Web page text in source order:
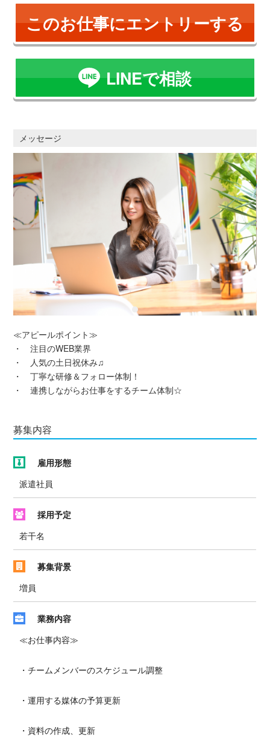
このお仕事にエントリーする
LINEで相談
メッセージ
≪アピールポイント≫
・ 注目のWEB業界
・ 人気の土日祝休み♫
・ 丁寧な研修＆フォロー体制！
・ 連携しながらお仕事をするチーム体制☆
募集内容
雇用形態
派遣社員
採用予定
若干名
募集背景
増員
業務内容
≪お仕事内容≫
・チームメンバーのスケジュール調整
・運用する媒体の予算更新
・資料の作成、更新